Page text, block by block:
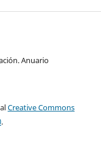
Anuario
Creative Commons
.